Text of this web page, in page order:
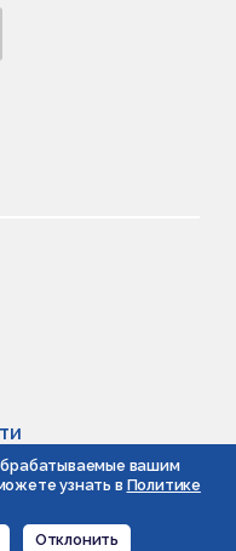
вашим
узнать в Политике
Отклонить